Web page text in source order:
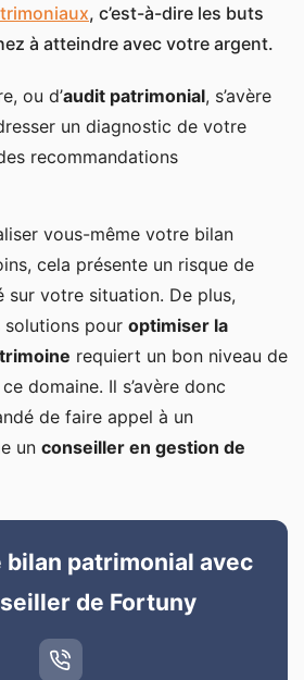
, c’est-à-dire les buts
à atteindre avec votre argent.
ou d’audit patrimonial, s’avère
un diagnostic de votre
recommandations
vous-même votre bilan
cela présente un risque de
sur votre situation. De plus,
solutions pour optimiser la
requiert un bon niveau de
domaine. Il s’avère donc
de faire appel à un
un conseiller en gestion de
bilan patrimonial avec
de Fortuny